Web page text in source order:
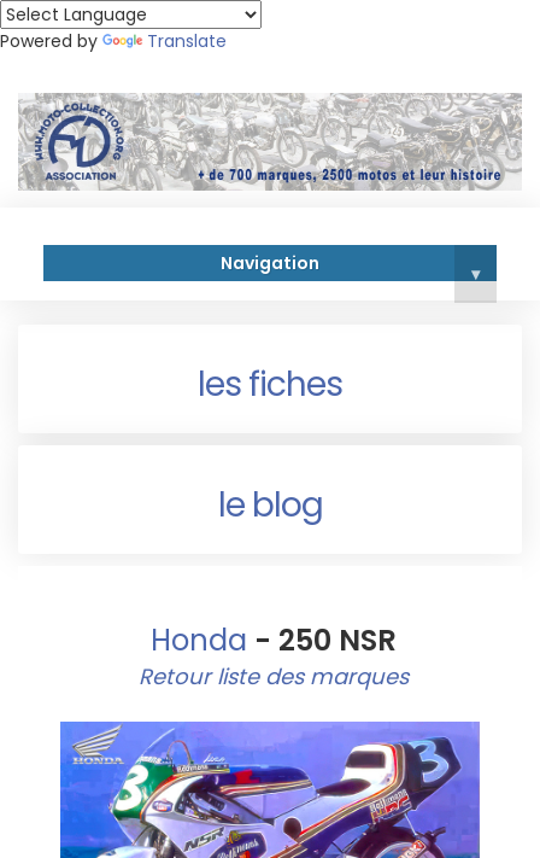
Powered by Translate
Navigation ▾
les fiches
le blog
Honda - 250 NSR
Retour liste des marques